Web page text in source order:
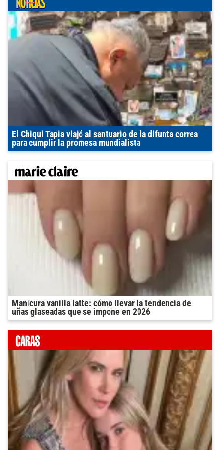
El Chiqui Tapia viajó al santuario de la difunta correa
para cumplir la promesa mundialista
Manicura vanilla latte: cómo llevar la tendencia de
uñas glaseadas que se impone en 2026